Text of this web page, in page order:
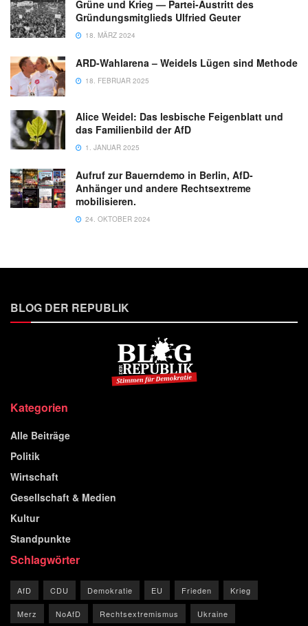
Grüne und Krieg — Partei-Austritt des
Gründungsmitglieds Ulfried Geuter
18. MÄRZ 2024
ARD-Wahlarena – Weidels Lügen sind Methode
18. FEBRUAR 2025
Alice Weidel: Das lesbische Feigenblatt und
das Familienbild der AfD
1. JANUAR 2025
Aufruf zur Bauerndemo in Berlin, AfD-
Anhänger und andere Rechtsextreme
mobilisieren.
24. OKTOBER 2024
BLOG DER REPUBLIK
Kategorien
Alle Beiträge
Politik
Wirtschaft
Gesellschaft & Medien
Kultur
Standpunkte
Schlagwörter
AfD CDU Demokratie EU Frieden Krieg
Merz NoAfD Rechtsextremismus Ukraine